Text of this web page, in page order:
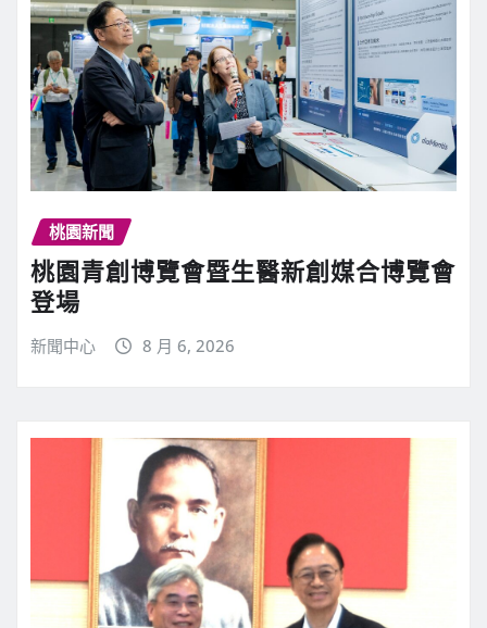
桃園新聞
桃園青創博覽會暨生醫新創媒合博覽會
登場
新聞中心 8 月 6, 2026